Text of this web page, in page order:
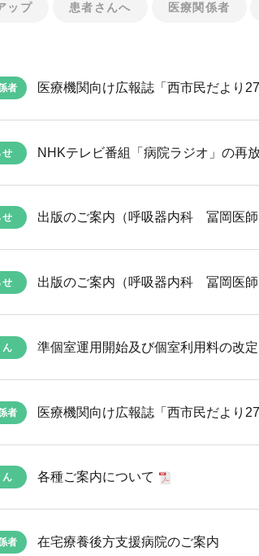
ップ 患者さんへ 医療関係者
者 医療機関向け広報誌「西市民だより
せ NHKテレビ番組「病院ラジオ」の再
せ 出版のご案内（呼吸器内科 冨岡医師
せ 出版のご案内（呼吸器内科 冨岡医師
ん 準個室運用開始及び個室利用料の改
者 医療機関向け広報誌「西市民だより
ん 各種ご案内について
者 在宅療養後方支援病院のご案内